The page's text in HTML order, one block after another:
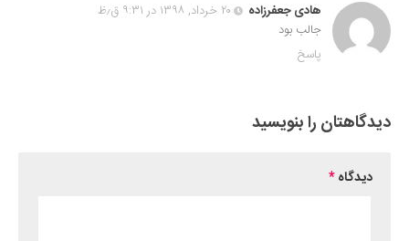
هادی جعفرزاده
۲۰ خرداد, ۱۳۹۸ در ۹:۳۱ ق٫ظ
جالب بود
پاسخ
دیدگاهتان را بنویسید
دیدگاه*